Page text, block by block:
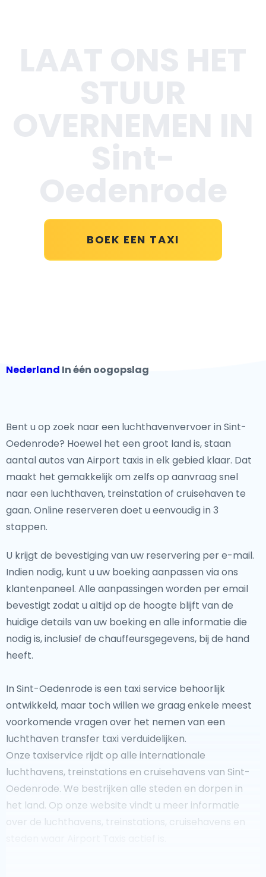
BOEK EEN TAXI
Nederland In één oogopslag
Bent u op zoek naar een luchthavenvervoer in Sint-
Oedenrode? Hoewel het een groot land is, staan
aantal autos van Airport taxis in elk gebied klaar. Dat
maakt het gemakkelijk om zelfs op aanvraag snel
naar een luchthaven, treinstation of cruisehaven te
gaan. Online reserveren doet u eenvoudig in 3
stappen.
U krijgt de bevestiging van uw reservering per e-mail.
Indien nodig, kunt u uw boeking aanpassen via ons
klantenpaneel. Alle aanpassingen worden per email
bevestigt zodat u altijd op de hoogte blijft van de
huidige details van uw boeking en alle informatie die
nodig is, inclusief de chauffeursgegevens, bij de hand
heeft.
In Sint-Oedenrode is een taxi service behoorlijk
ontwikkeld, maar toch willen we graag enkele meest
voorkomende vragen over het nemen van een
luchthaven transfer taxi verduidelijken.
Onze taxiservice rijdt op alle internationale
luchthavens, treinstations en cruisehavens van Sint-
Oedenrode. We bestrijken alle steden en dorpen in
het land. Op onze website vindt u meer informatie
over de luchthavens, treinstations, cruisehavens en